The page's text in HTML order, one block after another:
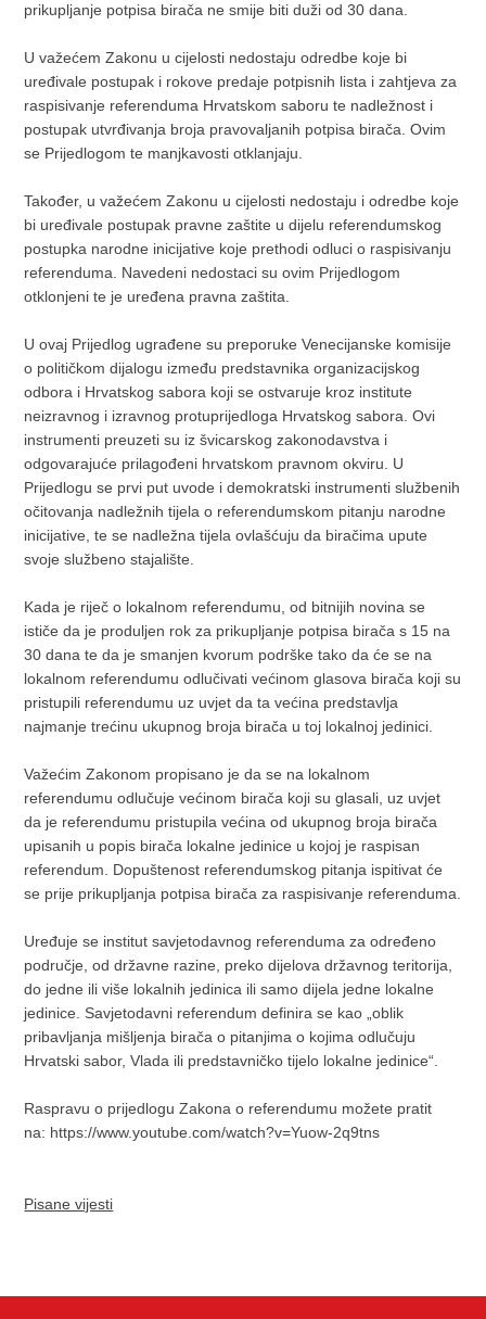
prikupljanje potpisa birača ne smije biti duži od 30 dana.
U važećem Zakonu u cijelosti nedostaju odredbe koje bi
uređivale postupak i rokove predaje potpisnih lista i zahtjeva za
raspisivanje referenduma Hrvatskom saboru te nadležnost i
postupak utvrđivanja broja pravovaljanih potpisa birača. Ovim
se Prijedlogom te manjkavosti otklanjaju.
Također, u važećem Zakonu u cijelosti nedostaju i odredbe koje
bi uređivale postupak pravne zaštite u dijelu referendumskog
postupka narodne inicijative koje prethodi odluci o raspisivanju
referenduma. Navedeni nedostaci su ovim Prijedlogom
otklonjeni te je uređena pravna zaštita.
U ovaj Prijedlog ugrađene su preporuke Venecijanske komisije
o političkom dijalogu između predstavnika organizacijskog
odbora i Hrvatskog sabora koji se ostvaruje kroz institute
neizravnog i izravnog protuprijedloga Hrvatskog sabora. Ovi
instrumenti preuzeti su iz švicarskog zakonodavstva i
odgovarajuće prilagođeni hrvatskom pravnom okviru. U
Prijedlogu se prvi put uvode i demokratski instrumenti službenih
očitovanja nadležnih tijela o referendumskom pitanju narodne
inicijative, te se nadležna tijela ovlašćuju da biračima upute
svoje službeno stajalište.
Kada je riječ o lokalnom referendumu, od bitnijih novina se
ističe da je produljen rok za prikupljanje potpisa birača s 15 na
30 dana te da je smanjen kvorum podrške tako da će se na
lokalnom referendumu odlučivati većinom glasova birača koji su
pristupili referendumu uz uvjet da ta većina predstavlja
najmanje trećinu ukupnog broja birača u toj lokalnoj jedinici.
Važećim Zakonom propisano je da se na lokalnom
referendumu odlučuje većinom birača koji su glasali, uz uvjet
da je referendumu pristupila većina od ukupnog broja birača
upisanih u popis birača lokalne jedinice u kojoj je raspisan
referendum. Dopuštenost referendumskog pitanja ispitivat će
se prije prikupljanja potpisa birača za raspisivanje referenduma.
Uređuje se institut savjetodavnog referenduma za određeno
područje, od državne razine, preko dijelova državnog teritorija,
do jedne ili više lokalnih jedinica ili samo dijela jedne lokalne
jedinice. Savjetodavni referendum definira se kao „oblik
pribavljanja mišljenja birača o pitanjima o kojima odlučuju
Hrvatski sabor, Vlada ili predstavničko tijelo lokalne jedinice“.
Raspravu o prijedlogu Zakona o referendumu možete pratit
na: https://www.youtube.com/watch?v=Yuow-2q9tns
Pisane vijesti